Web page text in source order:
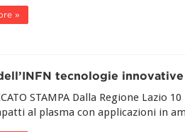
»
tecnologie
STAMPA Dalla Regione Lazio
al plasma con applicazioni in